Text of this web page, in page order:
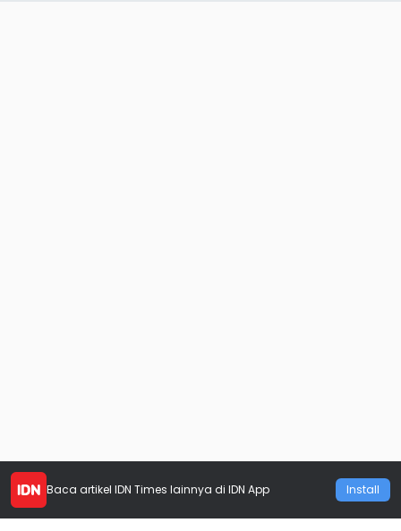
Baca artikel IDN Times lainnya di IDN App Install